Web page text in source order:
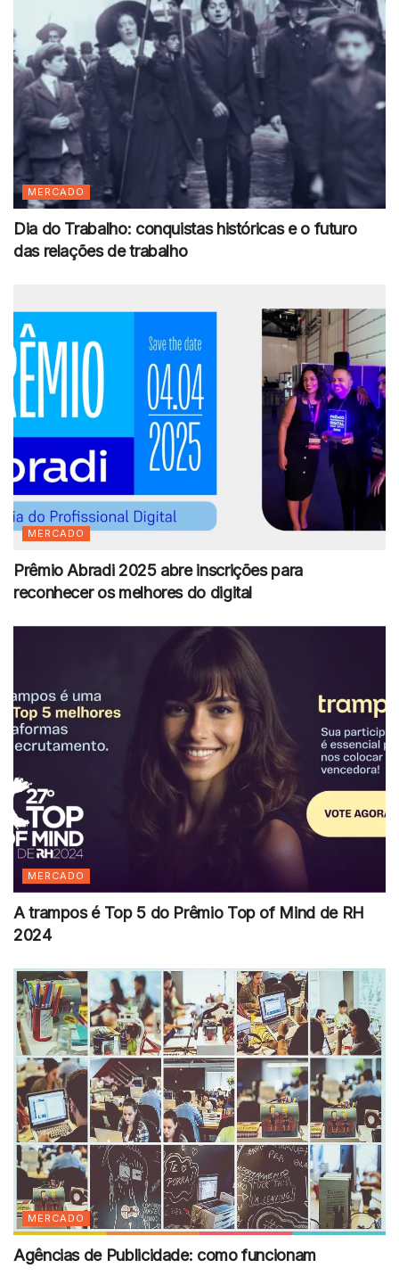
MERCADO
Dia do Trabalho: conquistas históricas e o futuro
das relações de trabalho
MERCADO
Prêmio Abradi 2025 abre inscrições para
reconhecer os melhores do digital
MERCADO
A trampos é Top 5 do Prêmio Top of Mind de RH
2024
MERCADO
Agências de Publicidade: como funcionam